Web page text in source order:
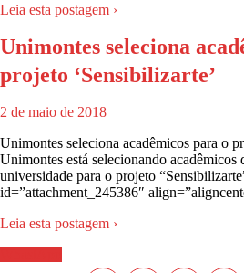
Leia esta postagem ›
Unimontes seleciona
projeto ‘Sensibilizarte’
2 de maio de 2018
Unimontes seleciona acadêmicos para o
Unimontes está selecionando acadêmicos
universidade para o projeto
id=”attachment_245386″
Leia esta postagem ›